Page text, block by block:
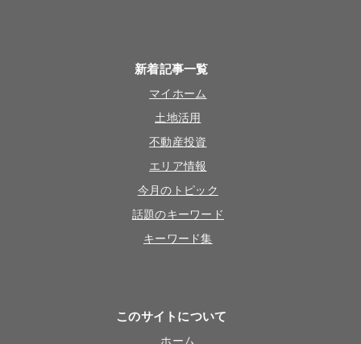
新着記事一覧
マイホーム
土地活用
不動産投資
エリア情報
今月のトピック
話題のキーワード
キーワード集
このサイトについて
ホーム